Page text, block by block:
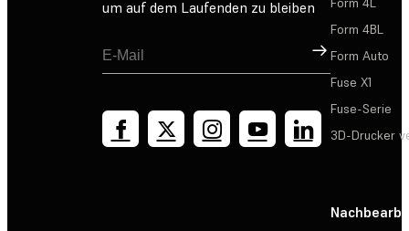
um auf dem Laufenden zu bleiben
Registrieren
Form 4BL
Form Auto
Fuse X1
Fuse-Serie
3D-Drucker